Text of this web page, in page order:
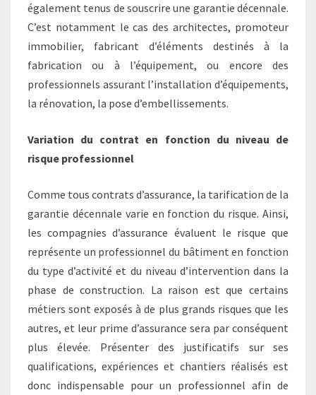
également tenus de souscrire une garantie décennale.
C’est notamment le cas des architectes, promoteur
immobilier, fabricant d’éléments destinés à la
fabrication ou à l’équipement, ou encore des
professionnels assurant l’installation d’équipements,
la rénovation, la pose d’embellissements.
Variation du contrat en fonction du niveau de
risque professionnel
Comme tous contrats d’assurance, la tarification de la
garantie décennale varie en fonction du risque. Ainsi,
les compagnies d’assurance évaluent le risque que
représente un professionnel du bâtiment en fonction
du type d’activité et du niveau d’intervention dans la
phase de construction. La raison est que certains
métiers sont exposés à de plus grands risques que les
autres, et leur prime d’assurance sera par conséquent
plus élevée. Présenter des justificatifs sur ses
qualifications, expériences et chantiers réalisés est
donc indispensable pour un professionnel afin de